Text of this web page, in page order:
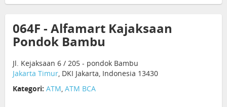
064F - Alfamart Kajaksaan
Pondok Bambu
Jl. Kejaksaan 6 / 205 - pondok Bambu
Jakarta Timur, DKI Jakarta, Indonesia 13430
Kategori: ATM, ATM BCA